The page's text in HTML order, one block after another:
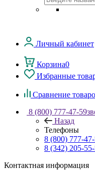
Личный кабинет
Корзина0
Избранные
Сравнение
8 (800) 777-47-59
Назад
Телефоны
8 (800) 777-
8 (342) 205-
Контактная информация